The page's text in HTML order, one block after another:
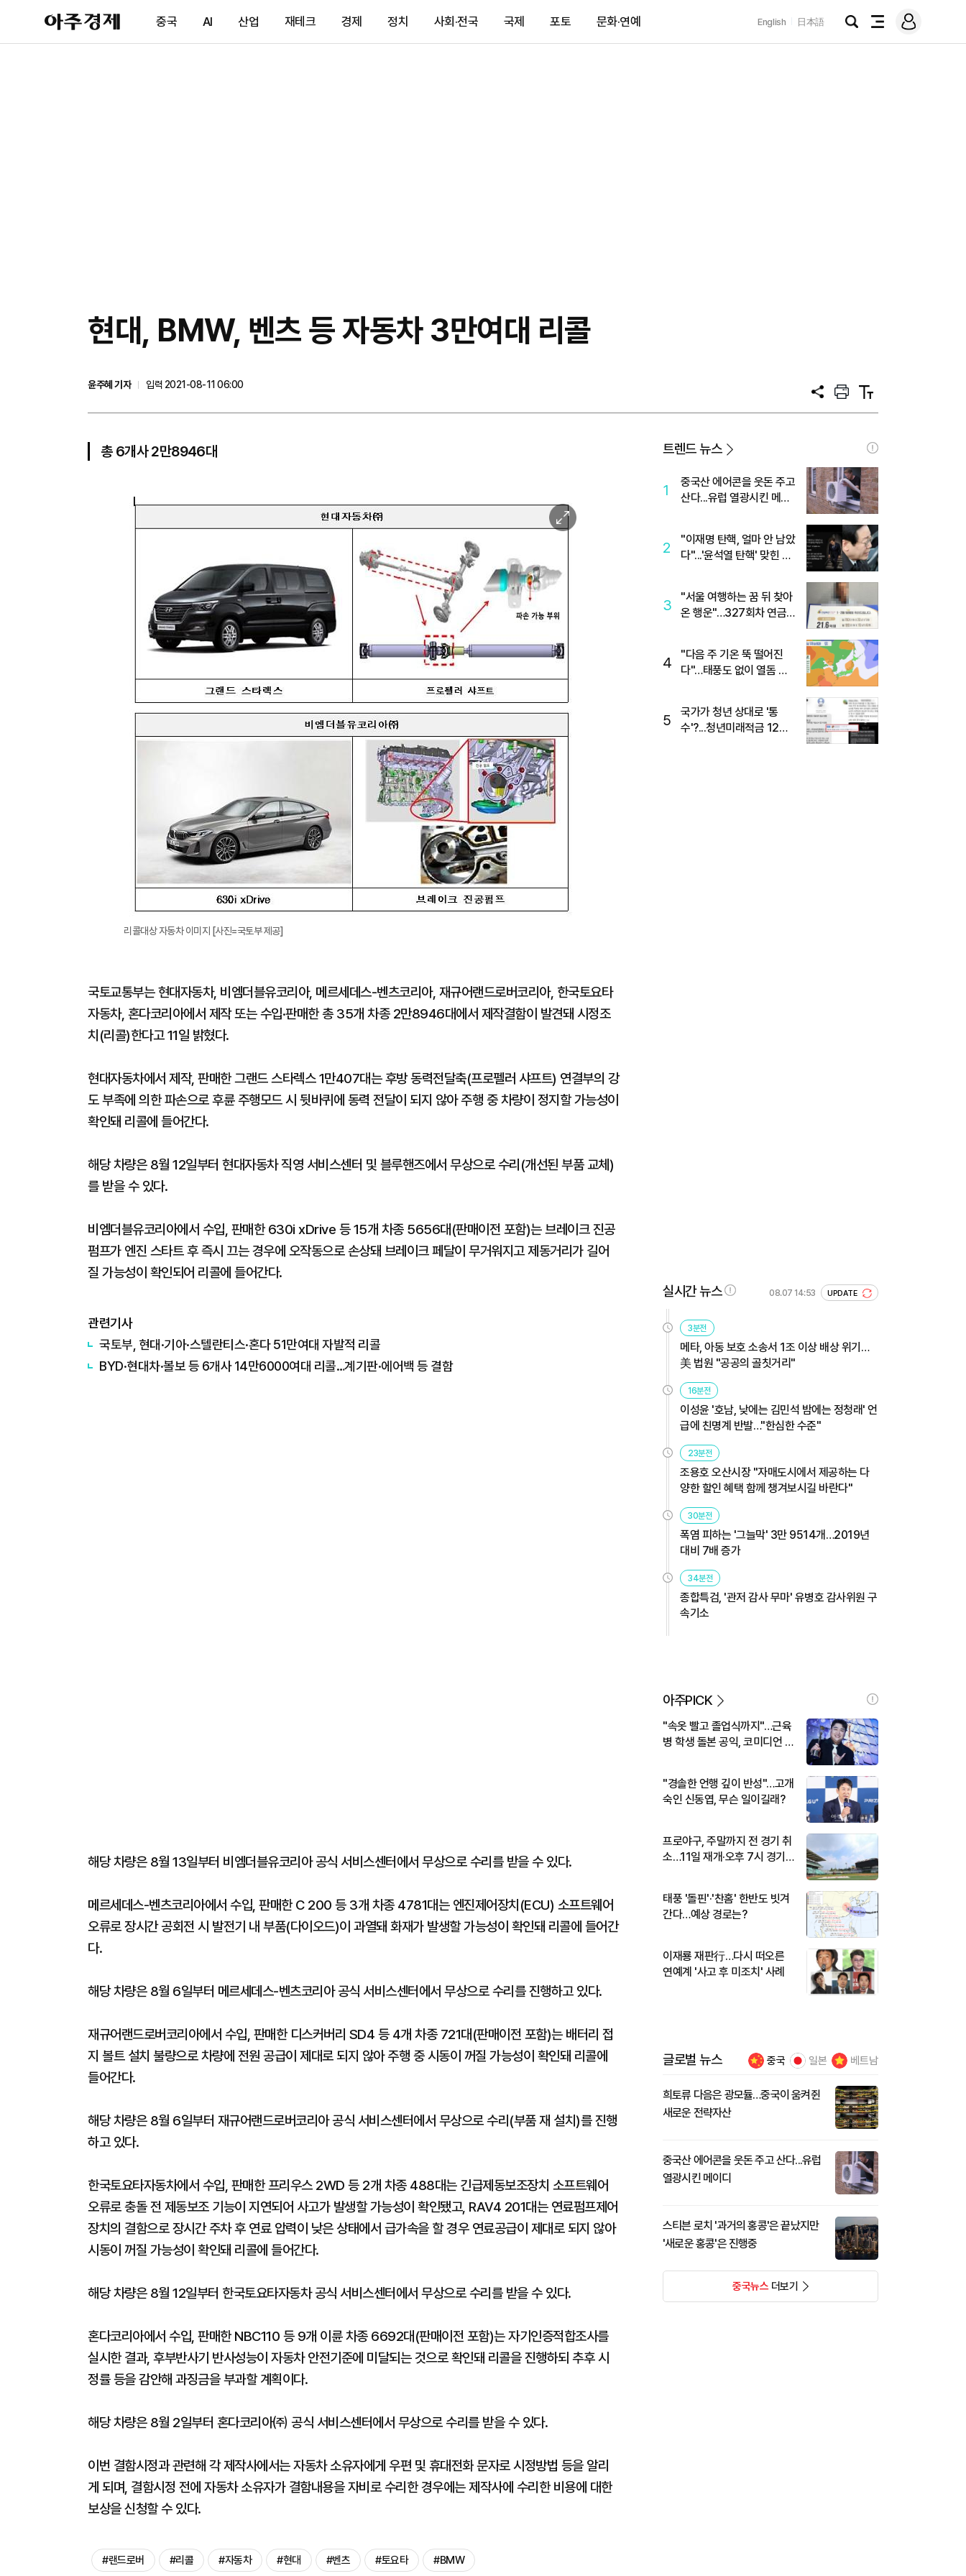
아
주
제
중국 AI 산업 재테크 경제 정치 사회·전국 국제 포토 문화·연예 English 日本語
검
전
메
그
현대, BMW, 벤츠 등 자동차 3만여대 리콜
윤주혜 기자
입력 2021-08-11 06:00
공
프
트
텍
트
총 6개사 2만8946대
이
미
확
리콜대상 자동차 이미지 [사진=국토부 제공]
국토교통부는 현대자동차, 비엠더블유코리아, 메르세데스-벤츠코리아, 재규어랜드로버코리아, 한국토요타
자동차, 혼다코리아에서 제작 또는 수입·판매한 총 35개 차종 2만8946대에서 제작결함이 발견돼 시정조
치(리콜)한다고 11일 밝혔다.
현대자동차에서 제작, 판매한 그랜드 스타렉스 1만407대는 후방 동력전달축(프로펠러 샤프트) 연결부의 강
도 부족에 의한 파손으로 후륜 주행모드 시 뒷바퀴에 동력 전달이 되지 않아 주행 중 차량이 정지할 가능성이
확인돼 리콜에 들어간다.
해당 차량은 8월 12일부터 현대자동차 직영 서비스센터 및 블루핸즈에서 무상으로 수리(개선된 부품 교체)
를 받을 수 있다.
비엠더블유코리아에서 수입, 판매한 630i xDrive 등 15개 차종 5656대(판매이전 포함)는 브레이크 진공
펌프가 엔진 스타트 후 즉시 끄는 경우에 오작동으로 손상돼 브레이크 페달이 무거워지고 제동거리가 길어
질 가능성이 확인되어 리콜에 들어간다.
관련기사
국토부, 현대·기아·스텔란티스·혼다 51만여대 자발적 리콜
BYD·현대차·볼보 등 6개사 14만6000여대 리콜…계기판·에어백 등 결함
해당 차량은 8월 13일부터 비엠더블유코리아 공식 서비스센터에서 무상으로 수리를 받을 수 있다.
메르세데스-벤츠코리아에서 수입, 판매한 C 200 등 3개 차종 4781대는 엔진제어장치(ECU) 소프트웨어
오류로 장시간 공회전 시 발전기 내 부품(다이오드)이 과열돼 화재가 발생할 가능성이 확인돼 리콜에 들어간
다.
해당 차량은 8월 6일부터 메르세데스-벤츠코리아 공식 서비스센터에서 무상으로 수리를 진행하고 있다.
재규어랜드로버코리아에서 수입, 판매한 디스커버리 SD4 등 4개 차종 721대(판매이전 포함)는 배터리 접
지 볼트 설치 불량으로 차량에 전원 공급이 제대로 되지 않아 주행 중 시동이 꺼질 가능성이 확인돼 리콜에
들어간다.
해당 차량은 8월 6일부터 재규어랜드로버코리아 공식 서비스센터에서 무상으로 수리(부품 재 설치)를 진행
하고 있다.
한국토요타자동차에서 수입, 판매한 프리우스 2WD 등 2개 차종 488대는 긴급제동보조장치 소프트웨어
오류로 충돌 전 제동보조 기능이 지연되어 사고가 발생할 가능성이 확인됐고, RAV4 201대는 연료펌프제어
장치의 결함으로 장시간 주차 후 연료 압력이 낮은 상태에서 급가속을 할 경우 연료공급이 제대로 되지 않아
시동이 꺼질 가능성이 확인돼 리콜에 들어간다.
해당 차량은 8월 12일부터 한국토요타자동차 공식 서비스센터에서 무상으로 수리를 받을 수 있다.
혼다코리아에서 수입, 판매한 NBC110 등 9개 이륜 차종 6692대(판매이전 포함)는 자기인증적합조사를
실시한 결과, 후부반사기 반사성능이 자동차 안전기준에 미달되는 것으로 확인돼 리콜을 진행하되 추후 시
정률 등을 감안해 과징금을 부과할 계획이다.
해당 차량은 8월 2일부터 혼다코리아㈜ 공식 서비스센터에서 무상으로 수리를 받을 수 있다.
이번 결함시정과 관련해 각 제작사에서는 자동차 소유자에게 우편 및 휴대전화 문자로 시정방법 등을 알리
게 되며, 결함시정 전에 자동차 소유자가 결함내용을 자비로 수리한 경우에는 제작사에 수리한 비용에 대한
보상을 신청할 수 있다.
#랜드로버 #리콜 #자동차 #현대 #벤츠 #토요타 #BMW
트렌드 뉴스
1
중국산 에어콘을 웃돈 주고
산다...유럽 열광시킨 메이
2
"이재명 탄핵, 얼마 안 남았
다"...'윤석열 탄핵' 맞힌 무
3
"서울 여행하는 꿈 뒤 찾아
온 행운"…327회차 연금
4
"다음 주 기온 뚝 떨어진
다"…태풍도 없이 열돔 박
5
국가가 청년 상대로 '통
수'?...청년미래적금 12%
실시간 뉴스 08.07 14:53 UPDATE
3분전
메타, 아동 보호 소송서 1조 이상 배상 위기…
美 법원 "공공의 골칫거리"
16분전
이성윤 '호남, 낮에는 김민석 밤에는 정청래' 언
급에 친명계 반발…"한심한 수준"
23분전
조용호 오산시장 "자매도시에서 제공하는 다
양한 할인 혜택 함께 챙겨보시길 바란다"
30분전
폭염 피하는 '그늘막' 3만 9514개…2019년
대비 7배 증가
34분전
종합특검, '관저 감사 무마' 유병호 감사위원 구
속기소
아주PICK
"속옷 빨고 졸업식까지"…근육
병 학생 돌본 공익, 코미디언 김
"경솔한 언행 깊이 반성"…고개
숙인 신동엽, 무슨 일이길래?
프로야구, 주말까지 전 경기 취
소…11일 재개·오후 7시 경기
태풍 '돌핀'·'찬홈' 한반도 빗겨
간다…예상 경로는?
이재룡 재판行…다시 떠오른
연예계 '사고 후 미조치' 사례
글로벌 뉴스 중국 일본 베트남
희토류 다음은 광모듈…중국이 움켜쥔
새로운 전략자산
중국산 에어콘을 웃돈 주고 산다...유럽
열광시킨 메이디
스티븐 로치 '과거의 홍콩'은 끝났지만
'새로운 홍콩'은 진행중
중국뉴스더보기